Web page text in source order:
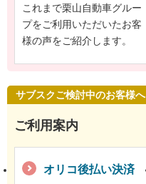
これまで栗山自動車グルー
プをご利用いただいたお客
様の声をご紹介します。
サブスクご検討中のお客様へ
ご利用案内
オリコ後払い決済